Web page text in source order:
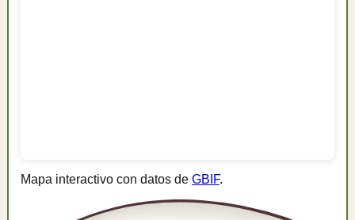
Mapa interactivo con datos de GBIF.